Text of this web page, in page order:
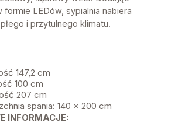
formie LEDów, sypialnia nabiera
i przytulnego klimatu.
147,2 cm
100 cm
207 cm
spania: 140 x 200 cm
INFORMACJE: